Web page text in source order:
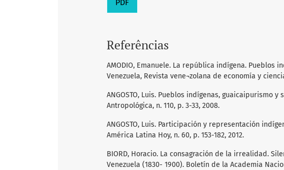
PDF
Referências
AMODIO, Emanuele. La república indígena. Pueblos
Venezuela, Revista vene¬zolana de economía y
ANGOSTO, Luis. Pueblos indígenas, guaicaipurismo
Antropológica, n. 110, p. 3-33, 2008.
ANGOSTO, Luis. Participación y representación
América Latina Hoy, n. 60, p. 153-182, 2012.
BIORD, Horacio. La consagración de la irrealidad.
Venezuela (1830- 1900). Boletín de la Academia